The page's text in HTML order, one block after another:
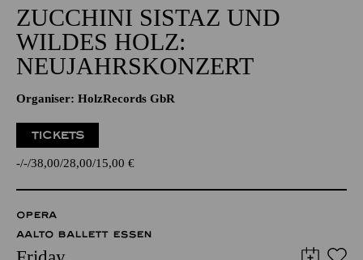
ZUCCHINI SISTAZ UND
WILDES HOLZ:
NEUJAHRSKONZERT
Organiser: HolzRecords GbR
TICKETS
- - 38,00 28,00 15,00 €
OPERA
AALTO BALLETT ESSEN